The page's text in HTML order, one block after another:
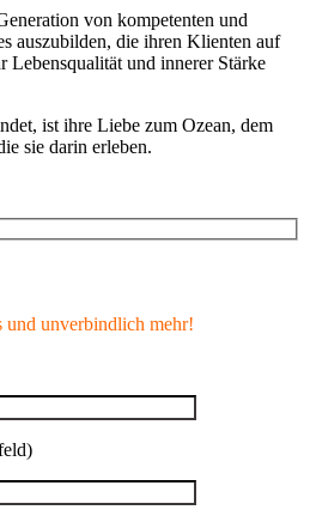
von kompetenten und
auszubilden, die ihren Klienten auf
Lebensqualität und innerer Stärke
ist ihre Liebe zum Ozean, dem
sie darin erleben.
und unverbindlich mehr!